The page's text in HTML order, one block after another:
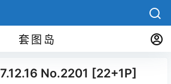
套图岛
No.2201 [22+1P]